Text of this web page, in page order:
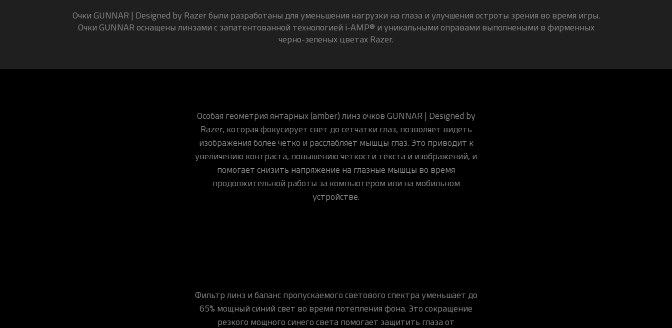
Очки GUNNAR | Designed by Razer были разработаны для уменьшения нагрузки на глаза и улучшения остроты зрения во время игры.
Очки GUNNAR оснащены линзами с запатентованной технологией i-AMP® и уникальными оправами выполнеными в фирменных
черно-зеленых цветах Razer.
Особая геометрия янтарных (amber) линз очков GUNNAR | Designed by
Razer, которая фокусирует свет до сетчатки глаз, позволяет видеть
изображения более четко и расслабляет мышцы глаз. Это приводит к
увеличению контраста, повышению четкости текста и изображений, и
помогает снизить напряжение на глазные мышцы во время
продолжительной работы за компьютером или на мобильном
устройстве.
Фильтр линз и баланс пропускаемого светового спектра уменьшает до
65% мощный синий свет во время потепления фона. Это сокращение
резкого мощного синего света помогает защитить глаза от